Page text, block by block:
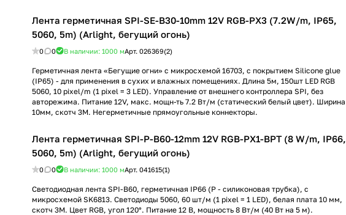
Лента герметичная SPI-SE-B30-10mm 12V RGB-PX3 (7.2W/m, IP65,
5060, 5m) (Arlight, бегущий огонь)
0 0 В наличии: 1000 мАрт. 026369(2)
Герметичная лента «Бегущие огни» с микросхемой 16703, с покрытием Silicone glue
(IP65) - для применения в сухих и влажных помещениях. Длина 5м, 150шт LED RGB
5060, 10 pixel/m (1 pixel = 3 LED). Управление от внешнего контроллера SPI, без
авторежима. Питание 12V, макс. мощн-ть 7.2 Вт/м (статический белый цвет). Ширина
10мм, скотч 3М. Негерметичные прямоугольные коннекторы.
Лента герметичная SPI-P-B60-12mm 12V RGB-PX1-BPT (8 W/m, IP66,
5060, 5m) (Arlight, бегущий огонь)
0 0 В наличии: 1000 мАрт. 041615(1)
Светодиодная лента SPI-B60, герметичная IP66 (P - силиконовая трубка), с
микросхемой SK6813. Светодиоды 5060, 60 шт/м (1 pixel = 1 LED), белая плата 10 мм,
скотч 3М. Цвет RGB, угол 120°. Питание 12 В, мощность 8 Вт/м (40 Вт на 5 м).